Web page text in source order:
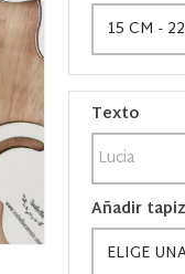
Texto
Añadir